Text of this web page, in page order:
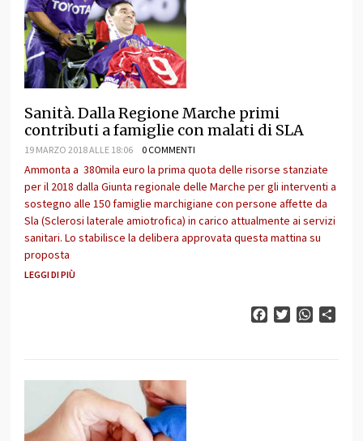
Sanità. Dalla Regione Marche primi
contributi a famiglie con malati di SLA
19 MARZO 2018 ALLE 18:06 0 COMMENTI
Ammonta a 380mila euro la prima quota delle risorse stanziate
per il 2018 dalla Giunta regionale delle Marche per gli interventi a
sostegno alle 150 famiglie marchigiane con persone affette da
Sla (Sclerosi laterale amiotrofica) in carico attualmente ai servizi
sanitari. Lo stabilisce la delibera approvata questa mattina su
proposta
LEGGI DI PIÙ
FacebookTwitter